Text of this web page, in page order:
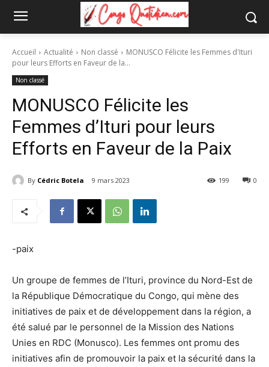
Accueil Actualité Non classé
MONUSCO Félicite les Femmes d'Ituri
pour leurs Efforts en Faveur de la...
Non classé
MONUSCO Félicite les
Femmes d’Ituri pour leurs
Efforts en Faveur de la Paix
By Cédric Botela 9 mars 2023 0
199
-paix
Un groupe de femmes de l’Ituri, province du Nord-Est de
la République Démocratique du Congo, qui mène des
initiatives de paix et de développement dans la région, a
été salué par le personnel de la Mission des Nations
Unies en RDC (Monusco). Les femmes ont promu des
initiatives afin de promouvoir la paix et la sécurité dans la